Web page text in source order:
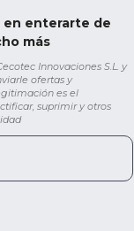
enterarte de
más
Innovaciones S.L. y
ofertas y
es el
suprimir y otros